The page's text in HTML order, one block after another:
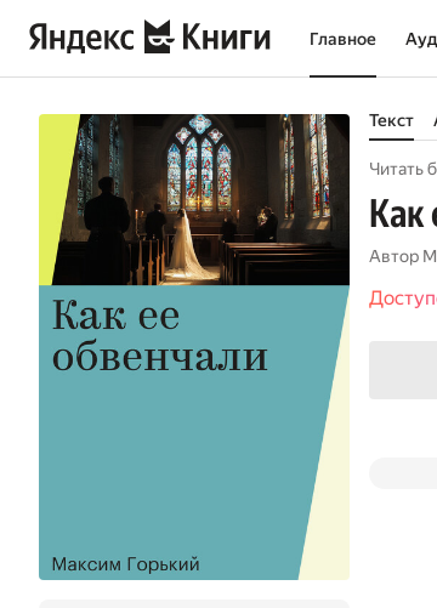
Главное
Текст
Читать
Как
Автор